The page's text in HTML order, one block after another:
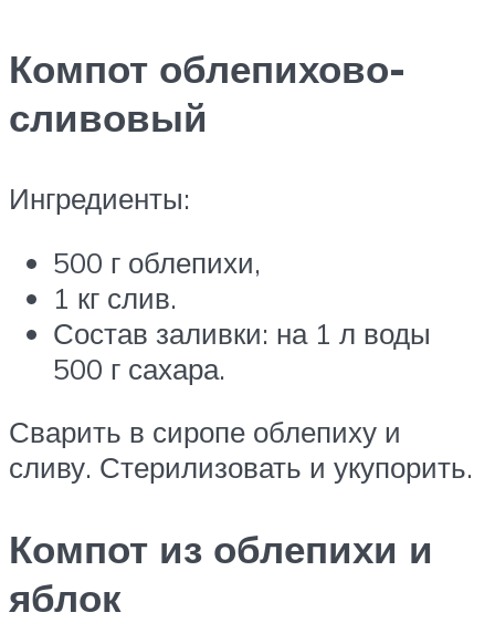
Компот облепихово-
сливовый
Ингредиенты:
500 г облепихи,
1 кг слив.
Состав заливки: на 1 л воды
500 г сахара.
Сварить в сиропе облепиху и
сливу. Стерилизовать и укупорить.
Компот из облепихи и
яблок